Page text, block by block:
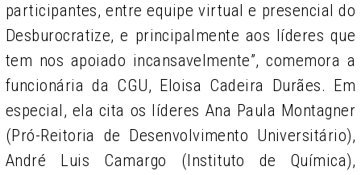
participantes, entre equipe virtual e presencial do
Desburocratize, e principalmente aos líderes que
tem nos apoiado incansavelmente”, comemora a
funcionária da CGU, Eloisa Cadeira Durães. Em
especial, ela cita os líderes Ana Paula Montagner
(Pró-Reitoria de Desenvolvimento Universitário),
André Luis Camargo (Instituto de Química),